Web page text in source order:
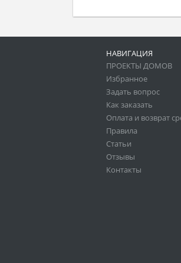
НАВИГАЦИЯ
ПРОЕКТЫ ДОМОВ
Избранное
Задать вопрос
Как заказать
Оплата и возврат
Правила
Статьи
Отзывы
Контакты